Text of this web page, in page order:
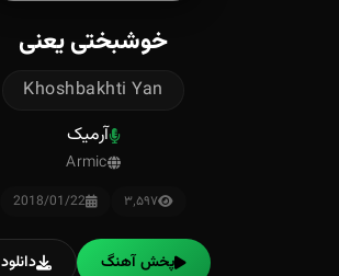
خوشبختی یعنی
Khoshbakhti Yan
آرمیک
Armic
۳٬۵۹۷ 2018/01/22
پخش آهنگ دانلود